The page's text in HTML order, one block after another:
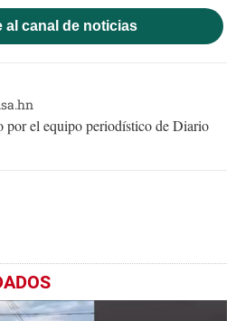
al canal de noticias
por el equipo periodístico de Diario